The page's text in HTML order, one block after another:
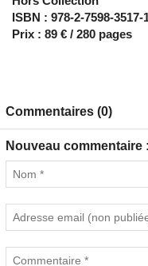
ISBN : 978-2-7598-3517-
Prix : 89 € / 280 pages
Commentaires (0)
Nouveau commentaire :